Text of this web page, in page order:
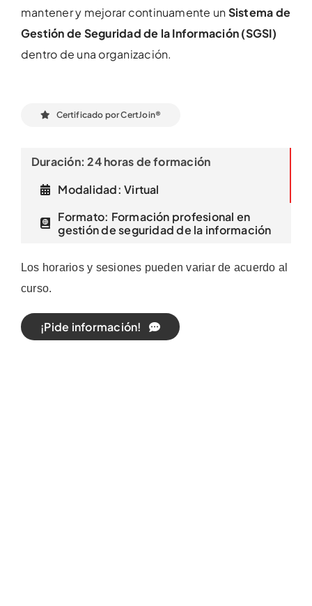
mantener y mejorar continuamente unSistema de
Gestión de Seguridad de la Información (SGSI)
dentro de una organización.
Certificado por CertJoin®
Duración: 24 horas de formación
Modalidad: Virtual
Formato: Formación profesional en
gestión de seguridad de la información
Los horarios y sesiones pueden variar de acuerdo al
curso.
¡Pide información!